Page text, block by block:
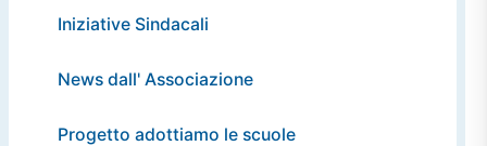
Iniziative Sindacali
News dall' Associazione
Progetto adottiamo le scuole